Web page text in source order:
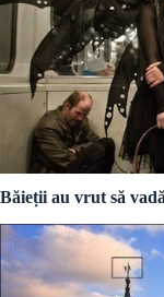
Băieții au vrut să